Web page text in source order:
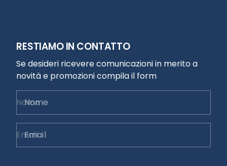
RESTIAMO IN CONTATTO
Se desideri ricevere comunicazioni in merito a
novità e promozioni compila il form
Nome
Email